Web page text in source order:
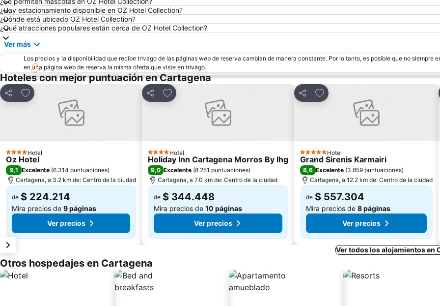
¿Hay estacionamiento disponible en OZ Hotel Collection?
¿Dónde está ubicado OZ Hotel Collection?
¿Qué atracciones populares están cerca de OZ Hotel Collection?
Ver más
Los precios y la disponibilidad que recibe trivago de las páginas web de reserva cambian de manera constante. Por lo tanto, es posible que no siempre
en una página web de reserva la misma oferta que viste en trivago.
Hoteles con mejor puntuación en Cartagena
Compartir
Agregar a favoritos
4 Estrellas
Hotel
Oz Hotel
9,1 Excelente (6.314 puntuaciones)
Cartagena, a 3.2 km de: Centro de la ciudad
de $ 224.214
Mira precios de 9 páginas
Ver precios
Compartir
Agregar a favoritos
4 Estrellas
Hotel
Holiday Inn Cartagena Morros By Ihg
9,0 Excelente (8.251 puntuaciones)
Cartagena, a 7.0 km de: Centro de la ciudad
de $ 344.448
Mira precios de 10 páginas
Ver precios
Compartir
Agregar a favoritos
5 EstrellasHotel
Grand Sirenis Karmairi
8,6 Excelente (3.859 puntuaciones)
Cartagena, a 12.2 km de: Centro de la ciudad
de $ 557.304
Mira precios de 8 páginas
Ver precios
Ver todos los alojamientos en
Otros hospedajes en Cartagena